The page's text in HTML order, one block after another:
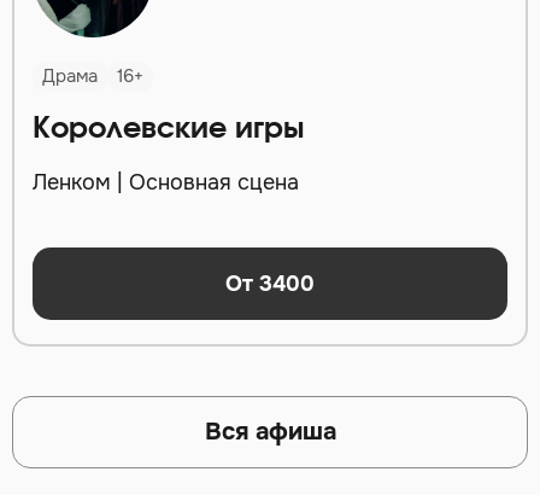
Драма 16+
Королевские игры
Ленком | Основная сцена
От 3400
Вся афиша